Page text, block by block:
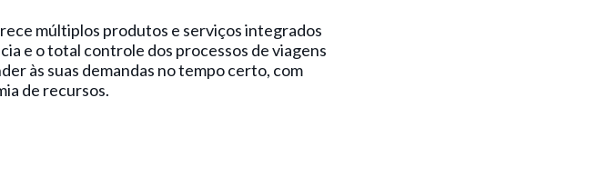
múltiplos produtos e serviços integrados
e o total controle dos processos de viagens
às suas demandas no tempo certo, com
de recursos.